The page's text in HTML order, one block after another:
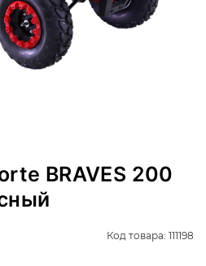
BRAVES 200
Код товара: 111198